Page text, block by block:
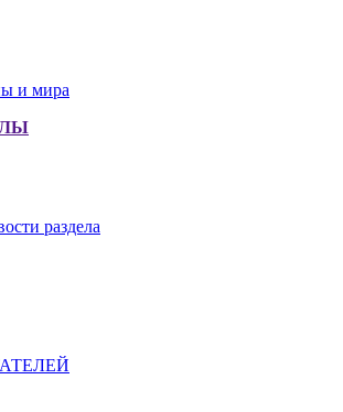
раздела